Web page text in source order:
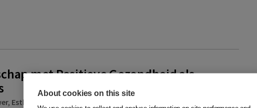
met Positieve Gezondheid als
, Esther Bloemen-van Gurp
About cookies on this site